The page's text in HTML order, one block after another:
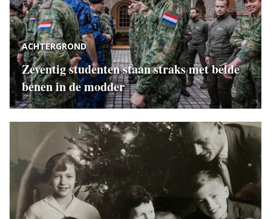
ACHTERGROND
Zeventig studenten staan straks met beide
benen in de modder